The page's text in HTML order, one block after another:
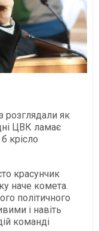
розглядали як
ЦВК ламає
крісло
красунчик
наче комета.
політичного
і навіть
команді